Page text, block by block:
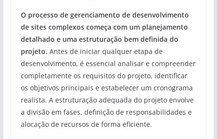
O processo de gerenciamento de desenvolvimento
de sites complexos começa com um planejamento
detalhado e uma estruturação bem definida do
projeto. Antes de iniciar qualquer etapa de
desenvolvimento, é essencial analisar e compreender
completamente os requisitos do projeto, identificar
os objetivos principais e estabelecer um cronograma
realista. A estruturação adequada do projeto envolve
a divisão em fases, definição de responsabilidades e
alocação de recursos de forma eficiente.